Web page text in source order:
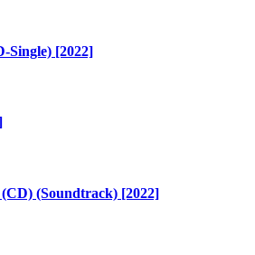
Single) [2022]
(Soundtrack) [2022]